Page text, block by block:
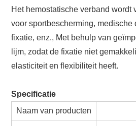
Het hemostatische verband wordt
voor sportbescherming, medische
fixatie, enz., Met behulp van
lijm, zodat de fixatie niet
elasticiteit en flexibiliteit heeft.
Specificatie
Naam van producten